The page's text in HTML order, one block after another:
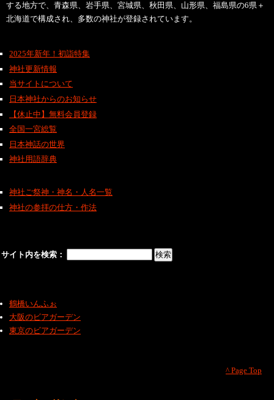
する地方で、青森県、岩手県、宮城県、秋田県、山形県、福島県の6県＋
北海道で構成され、多数の神社が登録されています。
2025年新年！初詣特集
神社更新情報
当サイトについて
日本神社からのお知らせ
【休止中】無料会員登録
全国一宮総覧
日本神話の世界
神社用語辞典
神社ご祭神・神名・人名一覧
神社の参拝の仕方・作法
サイト内を検索：
鶴橋いんふぉ
大阪のビアガーデン
東京のビアガーデン
^ Page Top